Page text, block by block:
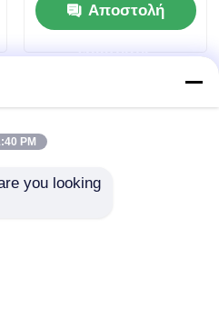
Αποστολή
ερώτησης
PM
you looking